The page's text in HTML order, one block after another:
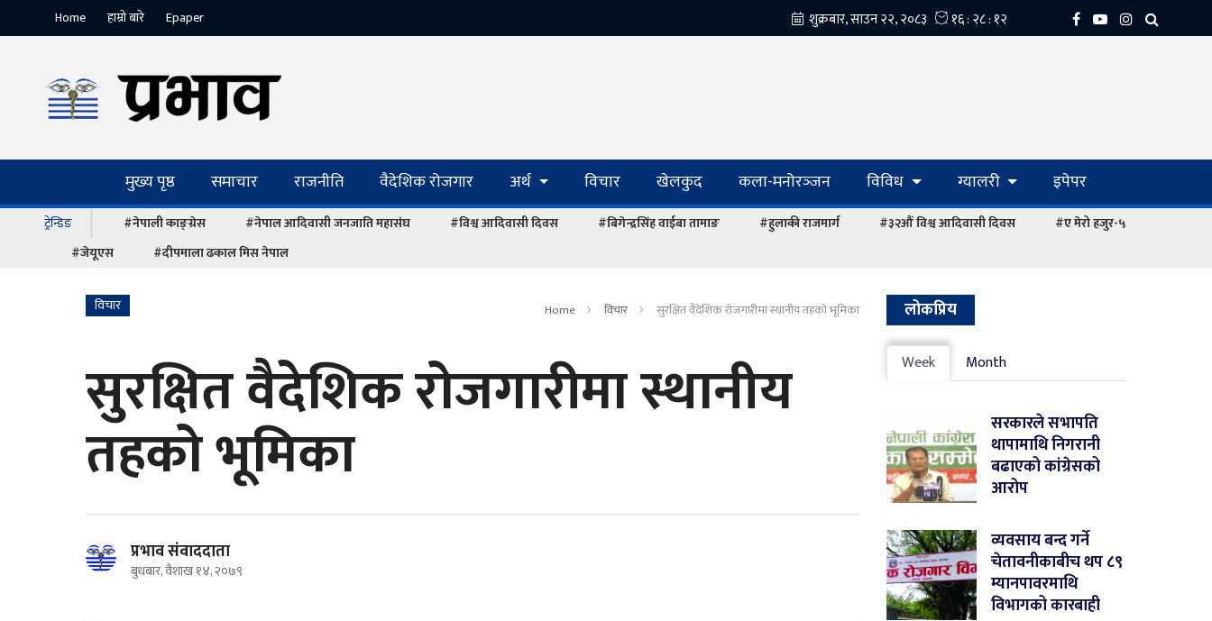
Home हाम्रो बारे Epaper
मुख्य पृष्ठ समाचार राजनीति वैदेशिक रोजगार अर्थ विचार खेलकुद कला-मनोरञ्‍जन विविध ग्यालरी इपेपर
ट्रेन्डिङ #नेपाली काङ्ग्रेस #नेपाल आदिवासी जनजाति महासंघ #विश्व आदिवासी दिवस #बिगेन्द्रसिंह वाईबा तामाङ #हुलाकी राजमार्ग #३२औं विश्व आदिवासी दिवस
#ए मेरो हजुर-५
#जेयूएस
#दीपमाला ढकाल मिस नेपाल
विचार Home विचार सुरक्षित वैदेशिक रोजगारीमा स्थानीय तहको भूमिका
सुरक्षित वैदेशिक रोजगारीमा स्थानीय
तहको भूमिका
प्रभाव संवाददाता
बुधबार, वैशाख १४, २०७९
लोकप्रिय
Week Month
सरकारले सभापति
थापामाथि निगरानी
बढाएको कांग्रेसको
आरोप
व्यवसाय बन्द गर्ने
चेतावनीकाबीच थप ८९
म्यानपावरमाथि
विभागको कारबाही